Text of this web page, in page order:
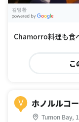
김영환
Chamorro料理も食
こ
V ホノルルコ
Tumon Bay,